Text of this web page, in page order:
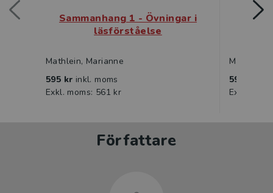
Sammanhang 1 - Övningar i
läsförståelse
Mathlein, Marianne
595 kr inkl. moms
Exkl. moms: 561 kr
Mathlein,
595 kr
Exkl.
Författare